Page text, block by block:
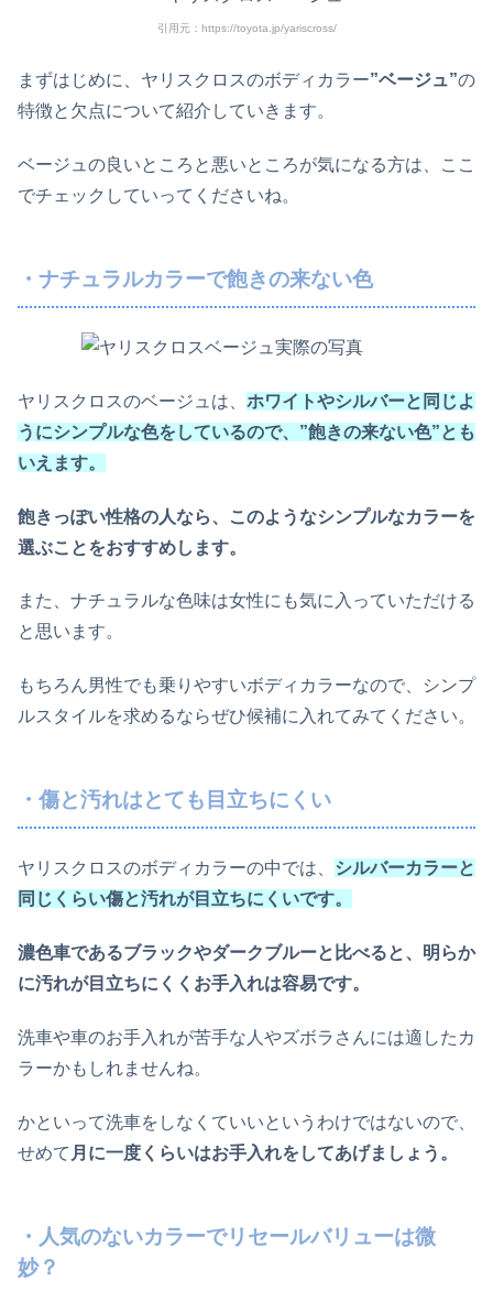
引用元：https://toyota.jp/yariscross/
まずはじめに、ヤリスクロスのボディカラー”ベージュ”の
特徴と欠点について紹介していきます。
ベージュの良いところと悪いところが気になる方は、ここ
でチェックしていってくださいね。
・ナチュラルカラーで飽きの来ない色
ヤリスクロスのベージュは、 ホワイトやシルバーと同じよ
うにシンプルな色をしているので、”飽きの来ない色”とも
いえます。
飽きっぽい性格の人なら、このようなシンプルなカラーを
選ぶことをおすすめします。
また、ナチュラルな色味は女性にも気に入っていただける
と思います。
もちろん男性でも乗りやすいボディカラーなので、シンプ
ルスタイルを求めるならぜひ候補に入れてみてください。
・傷と汚れはとても目立ちにくい
ヤリスクロスのボディカラーの中では、
シルバーカラーと
同じくらい傷と汚れが目立ちにくいです。
濃色車であるブラックやダークブルーと比べると、明らか
に汚れが目立ちにくくお手入れは容易です。
洗車や車のお手入れが苦手な人やズボラさんには適したカ
ラーかもしれませんね。
かといって洗車をしなくていいというわけではないので、
せめて 月に一度くらいはお手入れをしてあげましょう。
・人気のないカラーでリセールバリューは微
妙？